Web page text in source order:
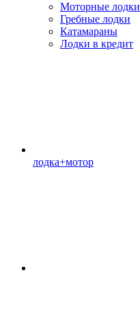
Моторные лодки
Гребные лодки
Катамараны
Лодки в кредит
лодка+мотор